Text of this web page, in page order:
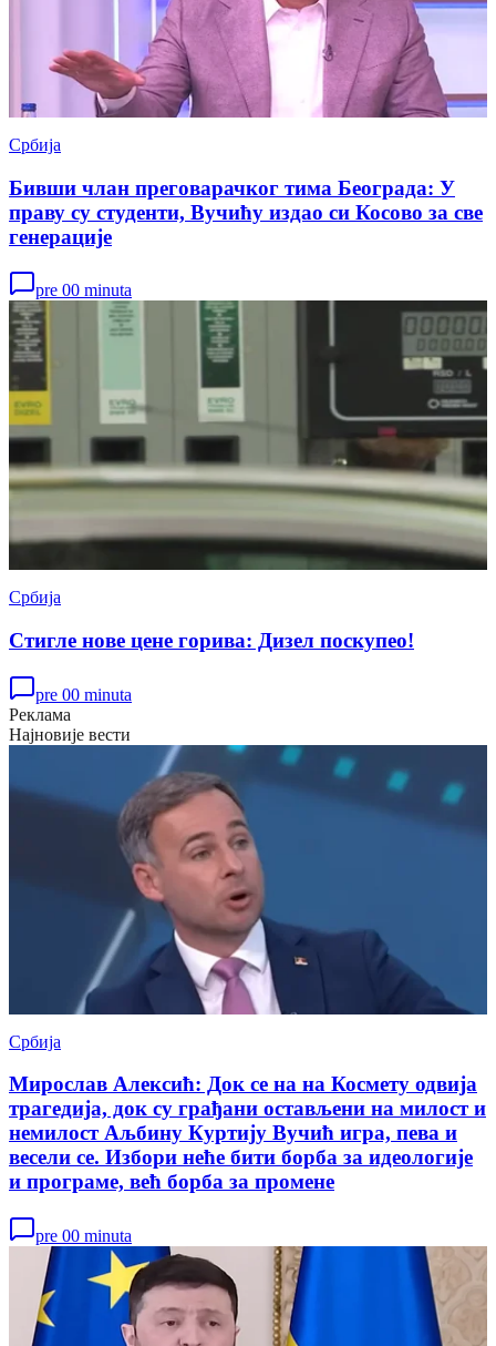
Србија
Бивши члан преговарачког тима Београда: У
праву су студенти, Вучићу издао си Косово за све
генерације
pre 00 minuta
Србија
Стигле нове цене горива: Дизел поскупео!
pre 00 minuta
Реклама
Најновије вести
Србија
Мирослав Алексић: Док се на на Космету одвија
трагедија, док су грађани остављени на милост и
немилост Аљбину Куртију Вучић игра, пева и
весели се. Избори неће бити борба за идеологије
и програме, већ борба за промене
pre 00 minuta